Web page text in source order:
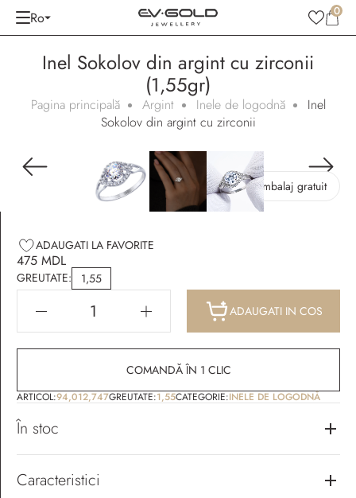
Ro 0
Inel Sokolov din argint cu zirconii
(1,55gr)
Pagina principală Argint Inele de logodnă
Inel
Sokolov din argint cu zirconii
Ambalaj gratuit
ADAUGATI LA FAVORITE
475 MDL
GREUTATE: 1,55
ADAUGATI IN COS
COMANDĂ ÎN 1 CLIC
ARTICOL:94,012,747GREUTATE:1,55CATEGORIE:INELE DE LOGODNĂ
În stoc
Caracteristici